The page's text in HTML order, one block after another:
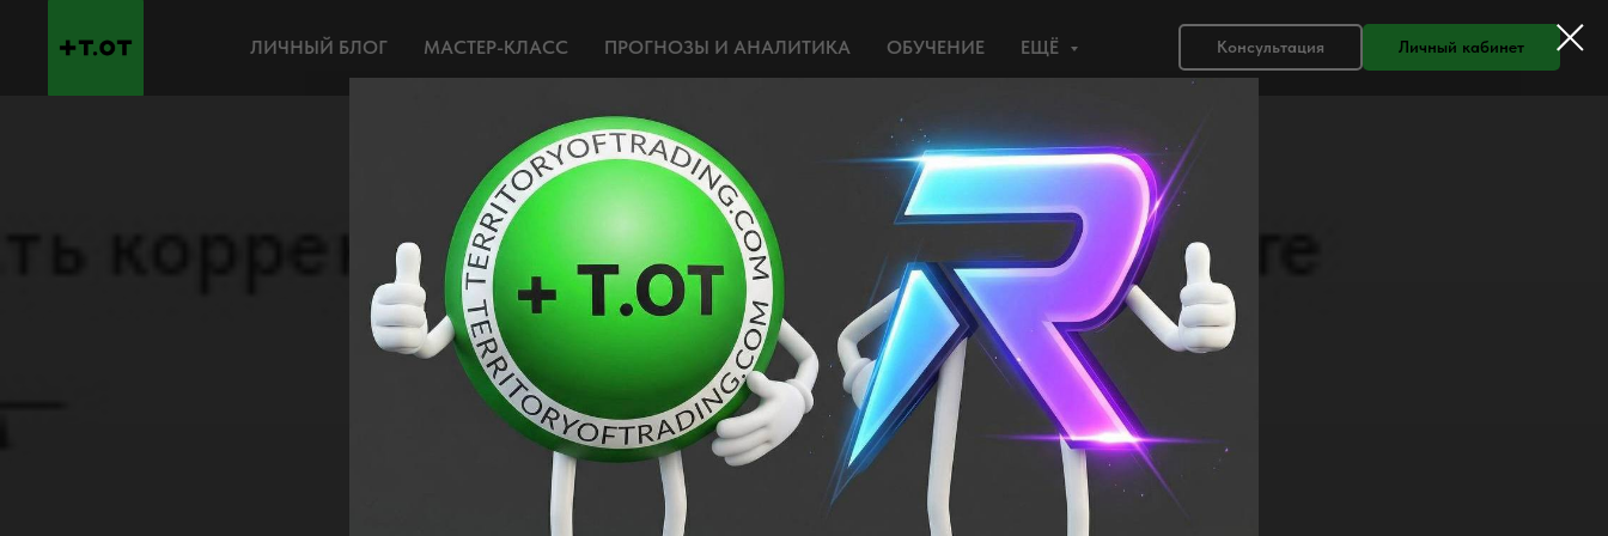
ЛИЧНЫЙ БЛОГ МАСТЕР-КЛАСС ПРОГНОЗЫ И АНАЛИТИКА ОБУЧЕНИЕ ЕЩЁ Консультация Личный кабинет